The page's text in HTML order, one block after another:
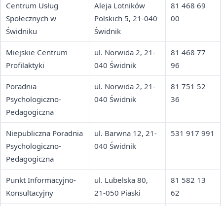
Centrum Usług
Społecznych w
Świdniku
Aleja Lotników
Polskich 5, 21-040
Świdnik
81 468 69
00
Miejskie Centrum
Profilaktyki
ul. Norwida 2, 21-
040 Świdnik
81 468 77
96
Poradnia
Psychologiczno-
Pedagogiczna
ul. Norwida 2, 21-
040 Świdnik
81 751 52
36
Niepubliczna Poradnia
Psychologiczno-
Pedagogiczna
ul. Barwna 12, 21-
040 Świdnik
531 917 991
Punkt Informacyjno-
Konsultacyjny
ul. Lubelska 80,
21-050 Piaski
81 582 13
62